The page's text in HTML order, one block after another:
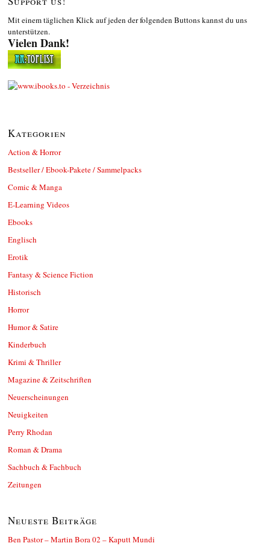
Mit einem täglichen Klick auf jeden der folgenden Buttons kannst du uns
unterstützen.
Vielen Dank!
Kategorien
Action & Horror
Bestseller / Ebook-Pakete / Sammelpacks
Comic & Manga
E-Learning Videos
Ebooks
Englisch
Erotik
Fantasy & Science Fiction
Historisch
Horror
Humor & Satire
Kinderbuch
Krimi & Thriller
Magazine & Zeitschriften
Neuerscheinungen
Neuigkeiten
Perry Rhodan
Roman & Drama
Sachbuch & Fachbuch
Zeitungen
Neueste Beiträge
Ben Pastor – Martin Bora 02 – Kaputt Mundi